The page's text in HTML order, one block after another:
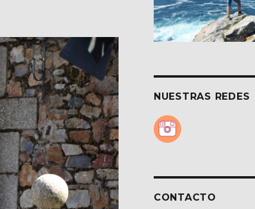
NUESTRAS REDES
CONTACTO